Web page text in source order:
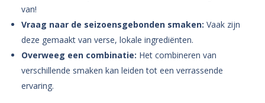
van!
Vraag naar de seizoensgebonden smaken: Vaak zijn
deze gemaakt van verse, lokale ingrediënten.
Overweeg een combinatie: Het combineren van
verschillende smaken kan leiden tot een verrassende
ervaring.